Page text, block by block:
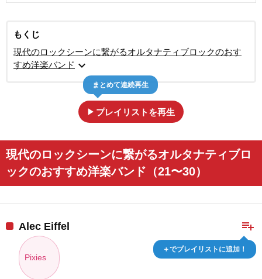
もくじ
現代のロックシーンに繋がるオルタナティブロックのおす
すめ洋楽バンド expand_more
play_arrow プレイリストを再生
まとめて連続再生
現代のロックシーンに繋がるオルタナティブロ
ックのおすすめ洋楽バンド（21〜30）
playlist_add
＋でプレイリストに追加！
Alec Eiffel
Pixies